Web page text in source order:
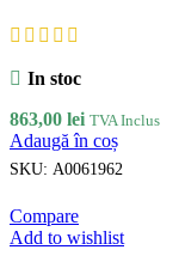
In stoc
863,00 lei TVA Inclus
Adaugă în coș
SKU: A0061962
Compare
Add to wishlist